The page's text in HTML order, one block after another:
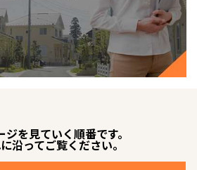
を見ていく順番です。
沿ってご覧ください。